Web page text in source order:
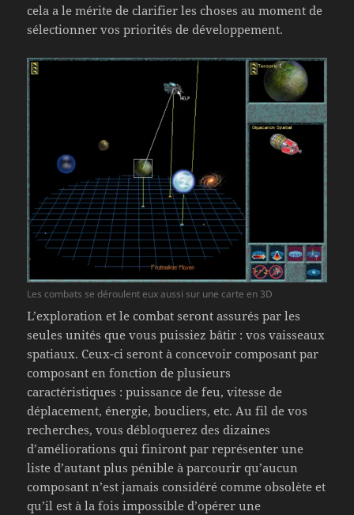
cela a le mérite de clarifier les choses au moment de
sélectionner vos priorités de développement.
Les combats se déroulent eux aussi sur une carte en 3D
L’exploration et le combat seront assurés par les
seules unités que vous puissiez bâtir : vos vaisseaux
spatiaux. Ceux-ci seront à concevoir composant par
composant en fonction de plusieurs
caractéristiques : puissance de feu, vitesse de
déplacement, énergie, boucliers, etc. Au fil de vos
recherches, vous débloquerez des dizaines
d’améliorations qui finiront par représenter une
liste d’autant plus pénible à parcourir qu’aucun
composant n’est jamais considéré comme obsolète et
qu’il est à la fois impossible d’opérer une